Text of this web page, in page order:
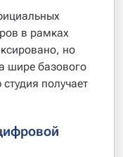
в рамках
но
шире базового
получает